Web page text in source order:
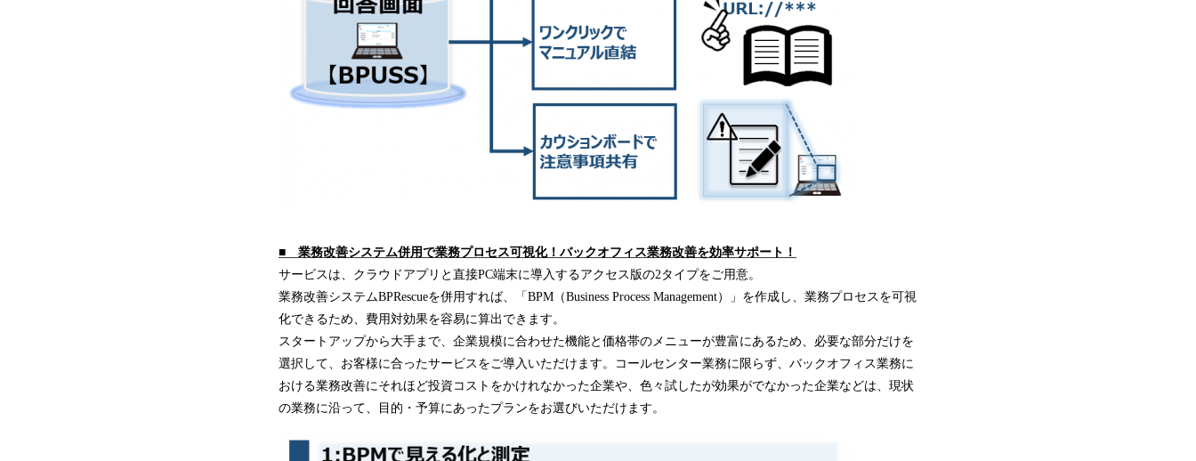
■ 業務改善システム併用で業務プロセス可視化！バックオフィス業務改善を効率サポート！
サービスは、クラウドアプリと直接PC端末に導入するアクセス版の2タイプをご用意。
業務改善システムBPRescueを併用すれば、「BPM（Business Process Management）」を作成し、業務プロセスを可視
化できるため、費用対効果を容易に算出できます。
スタートアップから大手まで、企業規模に合わせた機能と価格帯のメニューが豊富にあるため、必要な部分だけを
選択して、お客様に合ったサービスをご導入いただけます。コールセンター業務に限らず、バックオフィス業務に
おける業務改善にそれほど投資コストをかけれなかった企業や、色々試したが効果がでなかった企業などは、現状
の業務に沿って、目的・予算にあったプランをお選びいただけます。